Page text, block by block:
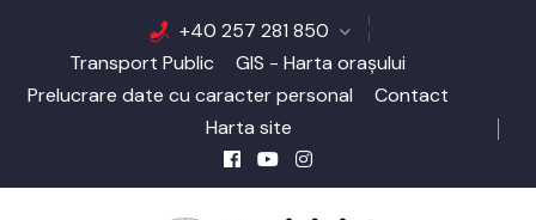
+40 257 281 850
Transport Public
GIS - Harta orașului
Prelucrare date cu caracter personal
Contact
Harta site